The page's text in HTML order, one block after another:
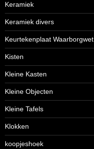
Keramiek
Keramiek divers
Keurtekenplaat Waarborgwet
Kisten
Kleine Kasten
Kleine Objecten
Kleine Tafels
Klokken
koopjeshoek